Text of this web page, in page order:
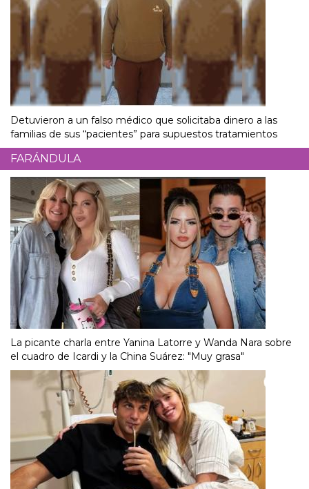
Detuvieron a un falso médico que solicitaba dinero a las
familias de sus “pacientes” para supuestos tratamientos
FARÁNDULA
La picante charla entre Yanina Latorre y Wanda Nara sobre
el cuadro de Icardi y la China Suárez: "Muy grasa"